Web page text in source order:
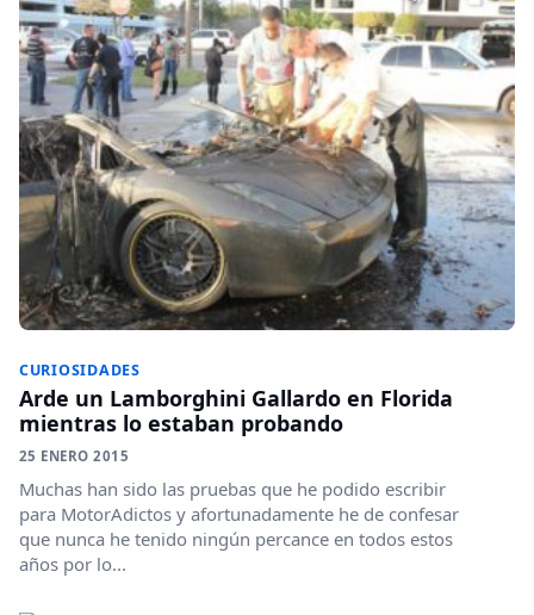
CURIOSIDADES
Arde un Lamborghini Gallardo en Florida
mientras lo estaban probando
25 ENERO 2015
Muchas han sido las pruebas que he podido escribir
para MotorAdictos y afortunadamente he de confesar
que nunca he tenido ningún percance en todos estos
años por lo...